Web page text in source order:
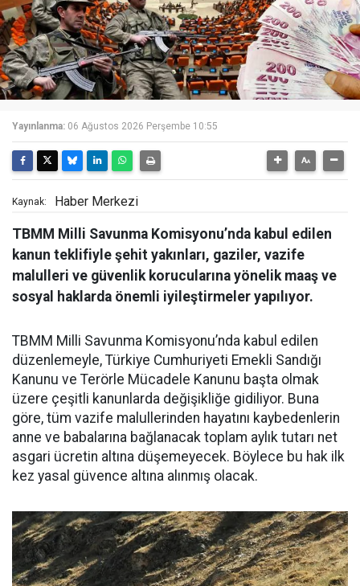
Yayınlanma: 06 Ağustos 2026 Perşembe 10:55
Kaynak: Haber Merkezi
TBMM Milli Savunma Komisyonu’nda kabul edilen
kanun teklifiyle şehit yakınları, gaziler, vazife
malulleri ve güvenlik korucularına yönelik maaş ve
sosyal haklarda önemli iyileştirmeler yapılıyor.
TBMM Milli Savunma Komisyonu’nda kabul edilen
düzenlemeyle, Türkiye Cumhuriyeti Emekli Sandığı
Kanunu ve Terörle Mücadele Kanunu başta olmak
üzere çeşitli kanunlarda değişikliğe gidiliyor. Buna
göre, tüm vazife malullerinden hayatını kaybedenlerin
anne ve babalarına bağlanacak toplam aylık tutarı net
asgari ücretin altına düşemeyecek. Böylece bu hak ilk
kez yasal güvence altına alınmış olacak.